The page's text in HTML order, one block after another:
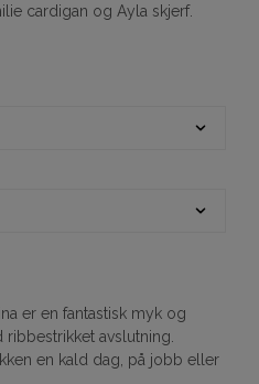
cardigan og Ayla skjerf.
er en fantastisk myk og
avslutning.
en kald dag, på jobb eller